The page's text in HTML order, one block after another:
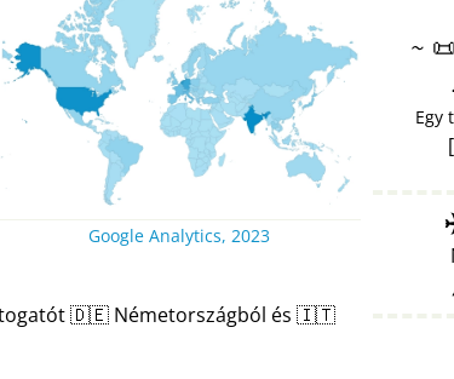
Google Analytics, 2023
🇩🇪 Németországból és 🇮🇹
~ 📜
Egy
[